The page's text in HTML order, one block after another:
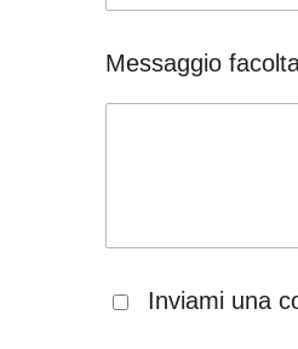
Messaggio
Inviami una